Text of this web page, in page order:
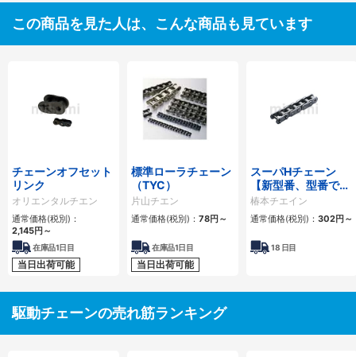
この商品を見た人は、こんな商品も見ています
チェーンオフセット
リンク
オリエンタルチエン
通常価格(税別)：
2,145円～
在庫品1日目
当日出荷可能
標準ローラチェーン
（TYC）
片山チエン
通常価格(税別)： 78円～
在庫品1日目
当日出荷可能
スーパHチェーン
【新型番、型番でリ
ンク数指定】
椿本チエイン
通常価格(税別)： 302円～
18 日目
駆動チェーンの売れ筋ランキング